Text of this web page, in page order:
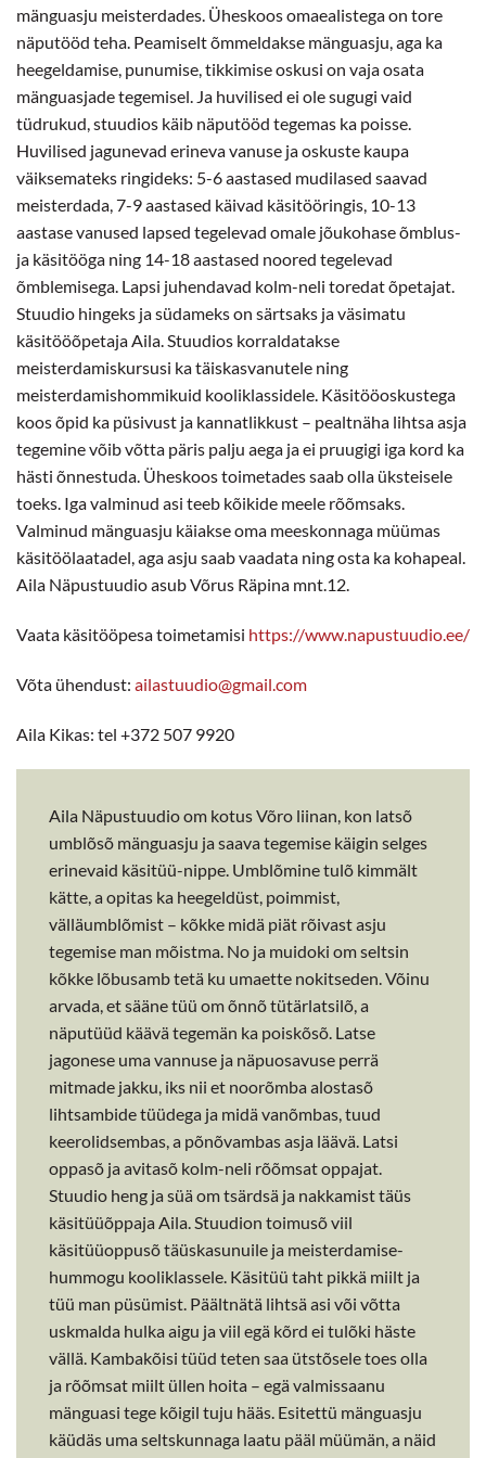
mänguasju meisterdades. Üheskoos omaealistega on tore
näputööd teha. Peamiselt õmmeldakse mänguasju, aga ka
heegeldamise, punumise, tikkimise oskusi on vaja osata
mänguasjade tegemisel. Ja huvilised ei ole sugugi vaid
tüdrukud, stuudios käib näputööd tegemas ka poisse.
Huvilised jagunevad erineva vanuse ja oskuste kaupa
väiksemateks ringideks: 5-6 aastased mudilased saavad
meisterdada, 7-9 aastased käivad käsitööringis, 10-13
aastase vanused lapsed tegelevad omale jõukohase õmblus-
ja käsitööga ning 14-18 aastased noored tegelevad
õmblemisega. Lapsi juhendavad kolm-neli toredat õpetajat.
Stuudio hingeks ja südameks on särtsaks ja väsimatu
käsitööõpetaja Aila. Stuudios korraldatakse
meisterdamiskursusi ka täiskasvanutele ning
meisterdamishommikuid kooliklassidele. Käsitööoskustega
koos õpid ka püsivust ja kannatlikkust – pealtnäha lihtsa asja
tegemine võib võtta päris palju aega ja ei pruugigi iga kord ka
hästi õnnestuda. Üheskoos toimetades saab olla üksteisele
toeks. Iga valminud asi teeb kõikide meele rõõmsaks.
Valminud mänguasju käiakse oma meeskonnaga müümas
käsitöölaatadel, aga asju saab vaadata ning osta ka kohapeal.
Aila Näpustuudio asub Võrus Räpina mnt.12.
Vaata käsitööpesa toimetamisi https://www.napustuudio.ee/
Võta ühendust: ailastuudio@gmail.com
Aila Kikas: tel +372 507 9920
Aila Näpustuudio om kotus Võro liinan, kon latsõ
umblõsõ mänguasju ja saava tegemise käigin selges
erinevaid käsitüü-nippe. Umblõmine tulõ kimmält
kätte, a opitas ka heegeldüst, poimmist,
välläumblõmist – kõkke midä piät rõivast asju
tegemise man mõistma. No ja muidoki om seltsin
kõkke lõbusamb tetä ku umaette nokitseden. Võinu
arvada, et sääne tüü om õnnõ tütärlatsilõ, a
näputüüd käävä tegemän ka poiskõsõ. Latse
jagonese uma vannuse ja näpuosavuse perrä
mitmade jakku, iks nii et noorõmba alostasõ
lihtsambide tüüdega ja midä vanõmbas, tuud
keerolidsembas, a põnõvambas asja läävä. Latsi
oppasõ ja avitasõ kolm-neli rõõmsat oppajat.
Stuudio heng ja süä om tsärdsä ja nakkamist täüs
käsitüüõppaja Aila. Stuudion toimusõ viil
käsitüüoppusõ täüskasunuile ja meisterdamise-
hummogu kooliklassele. Käsitüü taht pikkä miilt ja
tüü man püsümist. Päältnätä lihtsä asi või võtta
uskmalda hulka aigu ja viil egä kõrd ei tulõki häste
vällä. Kambakõisi tüüd teten saa ütstõsele toes olla
ja rõõmsat miilt üllen hoita – egä valmissaanu
mänguasi tege kõigil tuju hääs. Esitettü mänguasju
käüdäs uma seltskunnaga laatu pääl müümän, a näid